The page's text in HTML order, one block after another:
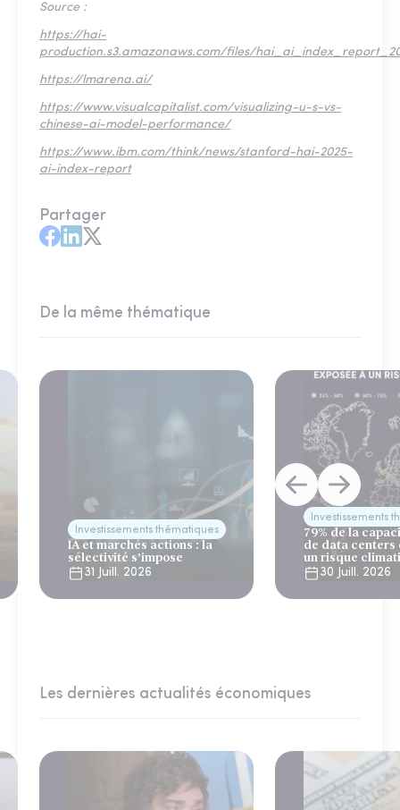
Source :
https://hai-
production.s3.amazonaws.com/files/
https://lmarena.ai/
https://www.visualcapitalist.com/visualizing-u-s-vs-
chinese-ai-model-performance/
https://www.ibm.com/think/news/stanford-hai-2025-
ai-index-report
Partager
De la même thématique
Investissements thématiques
IA et marchés actions : la
sélectivité s’impose
31 Juill. 2026
Investissements
79% de la
de data centers
un risque
30 Juill. 2026
Les dernières actualités économiques